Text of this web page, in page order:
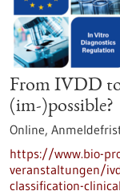
From IVDD
(im-)possible?
Online,
https://www.bio-
veranstaltungen/
classification-